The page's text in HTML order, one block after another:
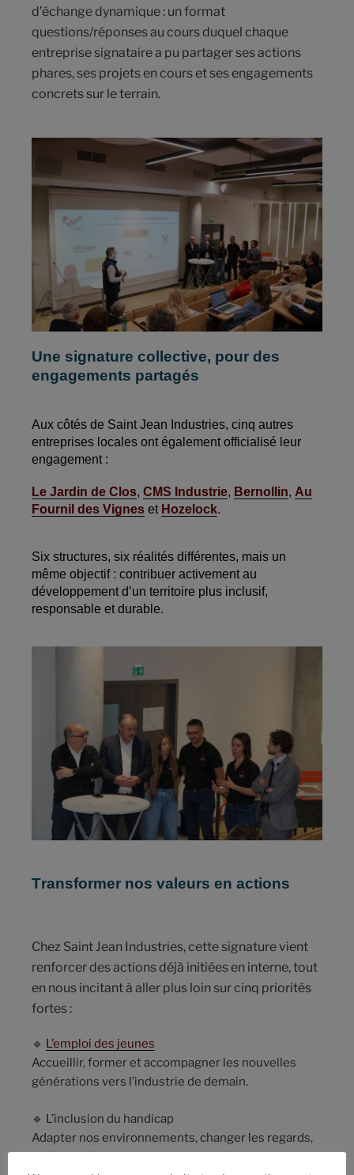
d’échange dynamique : un format
questions/réponses au cours duquel chaque
entreprise signataire a pu partager ses actions
phares, ses projets en cours et ses engagements
concrets sur le terrain.
Une signature collective, pour des
engagements partagés
Aux côtés de Saint Jean Industries, cinq autres
entreprises locales ont également officialisé leur
engagement :
Le Jardin de Clos, CMS Industrie, Bernollin, Au
Fournil des Vignes et Hozelock.
Six structures, six réalités différentes, mais un
même objectif : contribuer activement au
développement d’un territoire plus inclusif,
responsable et durable.
Transformer nos valeurs en actions
Chez Saint Jean Industries, cette signature vient
renforcer des actions déjà initiées en interne, tout
en nous incitant à aller plus loin sur cinq priorités
fortes :
🔹 L’emploi des jeunes
Accueillir, former et accompagner les nouvelles
générations vers l’industrie de demain.
🔹 L’inclusion du handicap
Adapter nos environnements, changer les regards,
et faire de l’inclusion un levier de cohésion.